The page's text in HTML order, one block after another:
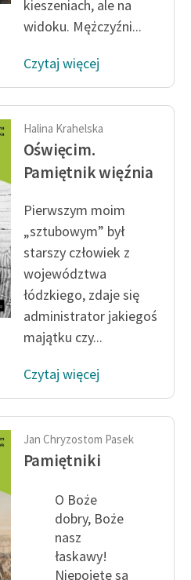
kieszeniach, ale na
widoku. Mężczyźni...
Czytaj więcej
Halina Krahelska
Oświęcim.
Pamiętnik więźnia
Pierwszym moim
„sztubowym” był
starszy człowiek z
województwa
łódzkiego, zdaje się
administrator jakiegoś
majątku czy...
Czytaj więcej
Jan Chryzostom Pasek
Pamiętniki
O Boże
dobry, Boże
nasz
łaskawy!
Niepojęte są